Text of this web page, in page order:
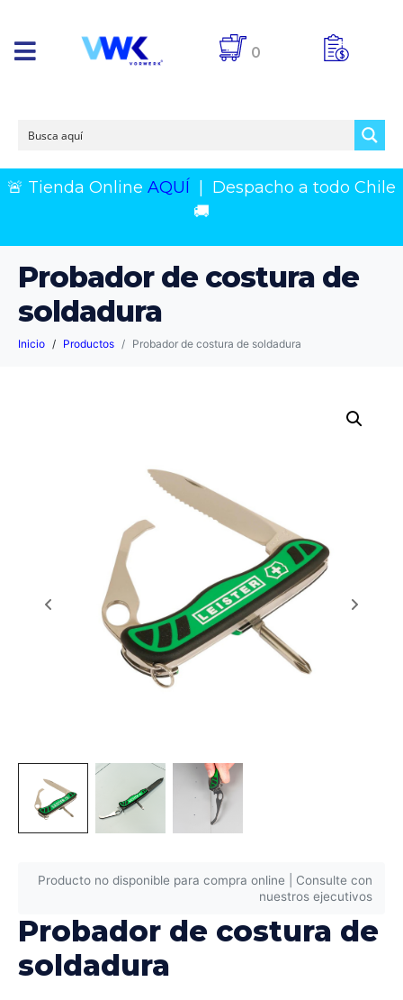
0
🚨 Tienda Online AQUÍ
Despacho a todo Chile
🚚
Probador de costura de
soldadura
Inicio Productos Probador de costura de soldadura
Producto no disponible para compra online | Consulte con
nuestros ejecutivos
Probador de costura de
soldadura